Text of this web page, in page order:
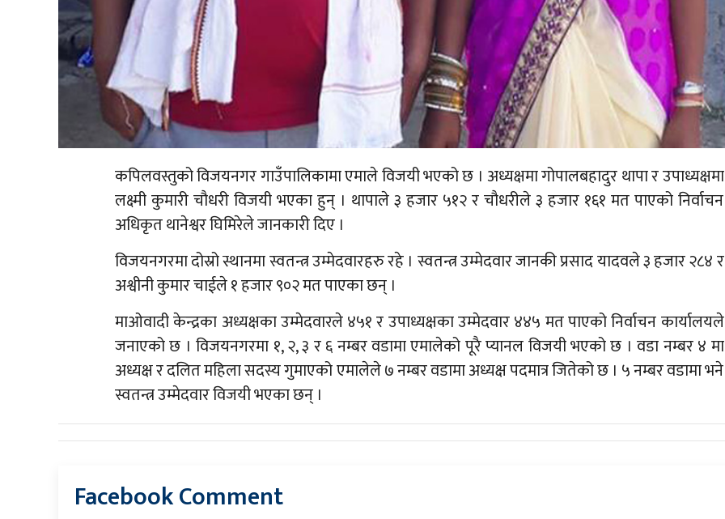
कपिलवस्तुको विजयनगर गाउँपालिकामा एमाले विजयी भएको छ । अध्यक्षमा गोपालबहादुर थापा र उपाध्यक्षमा
लक्ष्मी कुमारी चौधरी विजयी भएका हुन् । थापाले ३ हजार ५१२ र चौधरीले ३ हजार १६१ मत पाएको निर्वाचन
अधिकृत थानेश्वर घिमिरेले जानकारी दिए ।
विजयनगरमा दोस्रो स्थानमा स्वतन्त्र उम्मेदवारहरु रहे । स्वतन्त्र उम्मेदवार जानकी प्रसाद यादवले ३ हजार २८४ र
अश्वीनी कुमार चाईले १ हजार ९०२ मत पाएका छन् ।
माओवादी केन्द्रका अध्यक्षका उम्मेदवारले ४५१ र उपाध्यक्षका उम्मेदवार ४४५ मत पाएको निर्वाचन कार्यालयले
जनाएको छ । विजयनगरमा १, २, ३ र ६ नम्बर वडामा एमालेको पूरै प्यानल विजयी भएको छ । वडा नम्बर ४ मा
अध्यक्ष र दलित महिला सदस्य गुमाएको एमालेले ७ नम्बर वडामा अध्यक्ष पदमात्र जितेको छ । ५ नम्बर वडामा भने
स्वतन्त्र उम्मेदवार विजयी भएका छन् ।
Facebook Comment